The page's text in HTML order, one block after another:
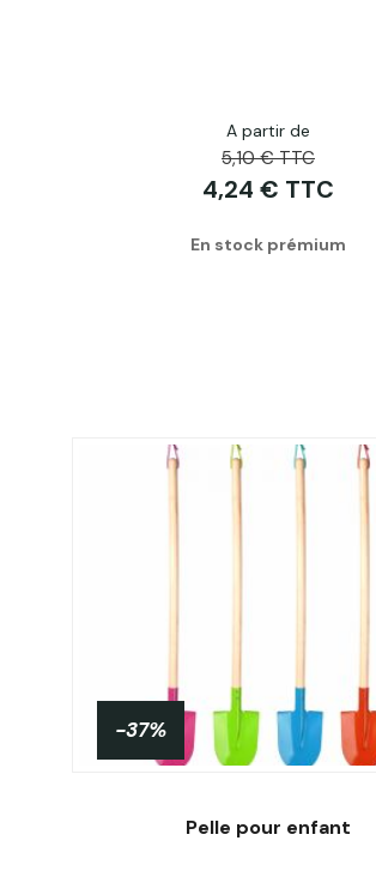
A partir de
5,10 € TTC
4,24 € TTC
En stock prémium
-37%
Pelle pour enfant